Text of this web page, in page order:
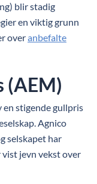
blir stadig
en viktig grunn
overanbefalte
(AEM)
en stigende gullpris
Agnico
selskapet har
jevn vekst over